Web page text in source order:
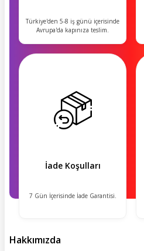
Türkiye'den 5-8 iş günü içerisinde
Avrupa'da kapınıza teslim.
İade Koşulları
7 Gün İçerisinde İade Garantisi.
Hakkımızda